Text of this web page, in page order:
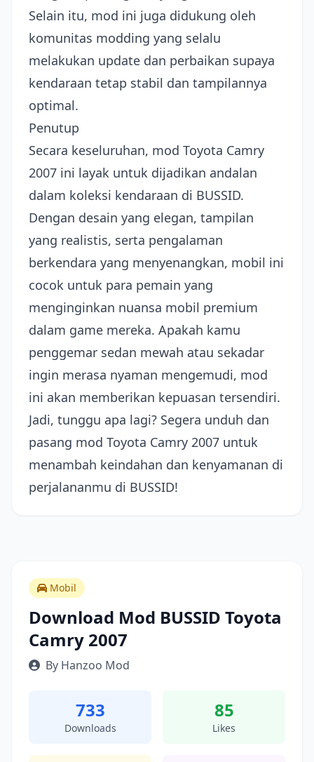
Selain itu, mod ini juga didukung oleh
komunitas modding yang selalu
melakukan update dan perbaikan supaya
kendaraan tetap stabil dan tampilannya
optimal.
Penutup
Secara keseluruhan, mod Toyota Camry
2007 ini layak untuk dijadikan andalan
dalam koleksi kendaraan di BUSSID.
Dengan desain yang elegan, tampilan
yang realistis, serta pengalaman
berkendara yang menyenangkan, mobil ini
cocok untuk para pemain yang
menginginkan nuansa mobil premium
dalam game mereka. Apakah kamu
penggemar sedan mewah atau sekadar
ingin merasa nyaman mengemudi, mod
ini akan memberikan kepuasan tersendiri.
Jadi, tunggu apa lagi? Segera unduh dan
pasang mod Toyota Camry 2007 untuk
menambah keindahan dan kenyamanan di
perjalananmu di BUSSID!
Mobil
Download Mod BUSSID Toyota
Camry 2007
By Hanzoo Mod
733
Downloads
85
Likes